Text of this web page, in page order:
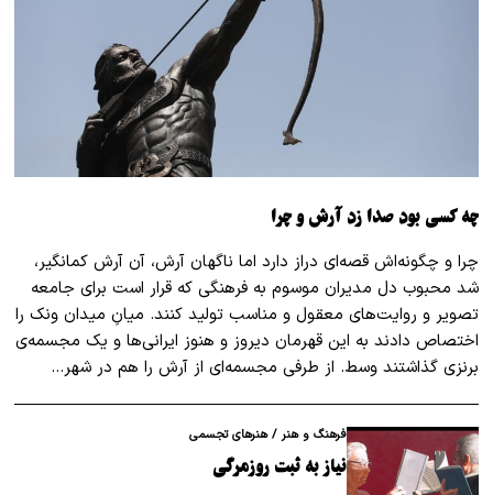
چه کسی بود صدا زد آرش و چرا
چرا و چگونه‌اش قصه‌ای دراز دارد اما نا‌گهان آرش، آن آرش کمانگیر،
شد محبوب دل مدیران موسوم به فرهنگی که قرار است برای جامعه
تصویر و روایت‌های معقول و مناسب تولید کنند. میانِ میدان ونک را
اختصاص دادند به این قهرمان دیروز و هنوز ایرانی‌ها و یک مجسمه‌‌ی
برنزی گذاشتند وسط. از طرفی مجسمه‌ای از آرش را هم در شهر…
فرهنگ و هنر / هنرهای تجسمی
نیاز به ثبت روزمرگی